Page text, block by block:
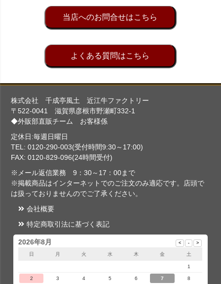
当店へのお問合せはこちら
よくある質問はこちら
株式会社 千成亭風土 近江牛ファクトリー
〒522-0041 滋賀県彦根市野瀬町332-1
◆外販部直販チーム お客様係
定休日:毎週日曜日
TEL: 0120-290-003(受付時間9:30～17:00)
FAX: 0120-829-096(24時間受付)
※メール返信業務 9：30～17：00まで
※掲載商品はインターネットでのご注文のみ適応です。店頭で
は扱っておりませんのでご了承ください。
会社概要
特定商取引法に基づく表記
2026年8月
日 月 火 水 木 金 土
1
2 3 4 5 6 7 8